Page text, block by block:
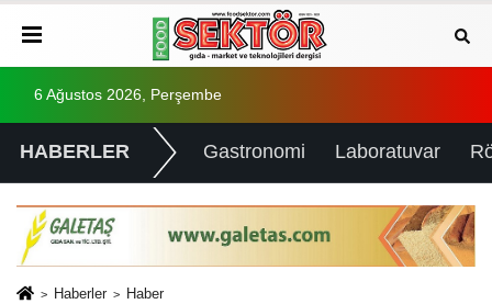
6 Ağustos 2026, Perşembe
HABERLER Gastronomi Laboratuvar
Haberler Haber